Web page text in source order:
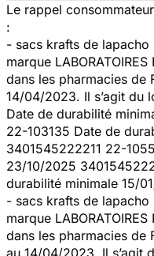
Le rappel
:
- sacs krafts de
marque
dans les pharmacies de
14/04/2023. Il s’agit du
Date de durabilité
22-103135 Date de
3401545222211 22-
23/10/2025
durabilité minimale 15/
- sacs krafts de
marque
dans les pharmacies
au 14/04/2023. Il s’agit